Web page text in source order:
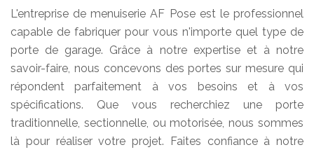
L'entreprise de menuiserie AF Pose est le professionnel
capable de fabriquer pour vous n'importe quel type de
porte de garage. Grâce à notre expertise et à notre
savoir-faire, nous concevons des portes sur mesure qui
répondent parfaitement à vos besoins et à vos
spécifications. Que vous recherchiez une porte
traditionnelle, sectionnelle, ou motorisée, nous sommes
là pour réaliser votre projet. Faites confiance à notre